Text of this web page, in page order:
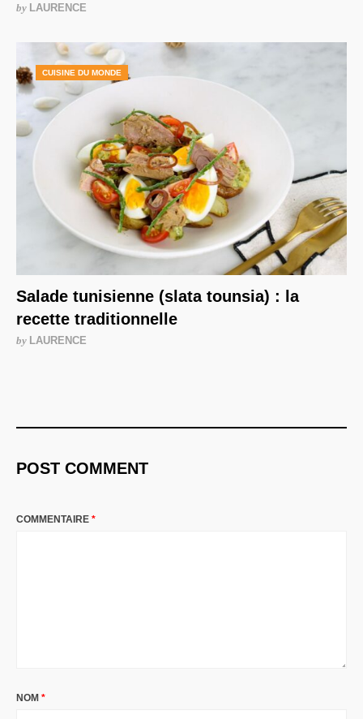
by LAURENCE
CUISINE DU MONDE
Salade tunisienne (slata tounsia) : la
recette traditionnelle
by LAURENCE
POST COMMENT
COMMENTAIRE *
NOM *